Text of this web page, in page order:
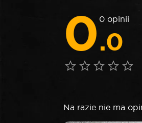
0.0
0 opinii
Na razie nie ma